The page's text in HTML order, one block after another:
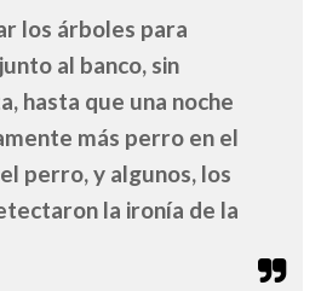
los árboles para
al banco, sin
hasta que una noche
más perro en el
perro, y algunos, los
la ironía de la